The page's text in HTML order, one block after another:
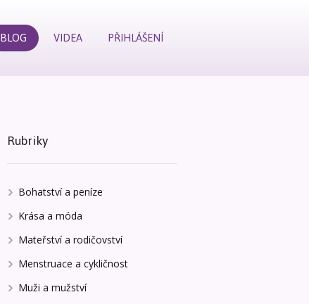
BLOG VIDEA PŘIHLÁŠENÍ
Rubriky
Bohatství a peníze
Krása a móda
Mateřství a rodičovství
Menstruace a cykličnost
Muži a mužství